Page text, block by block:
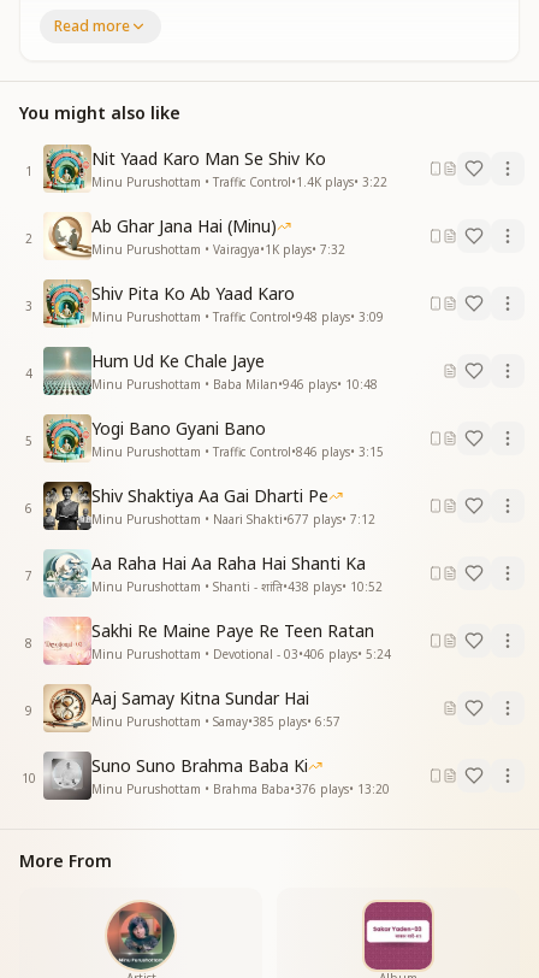
भस्मी भूत हुए शत शत उनको वो ही दिला रही
सहज हमे भगवान मिल गए
सहज सरल सब बात है
सहज हमे भगवान मिल गए
_________ ___
Read more
You might also like
1
Nit Yaad Karo Man Se Shiv Ko
Minu Purushottam • Traffic Control•1.4K plays• 3:22
2
Ab Ghar Jana Hai (Minu)
Minu Purushottam • Vairagya•1K plays• 7:32
3
Shiv Pita Ko Ab Yaad Karo
Minu Purushottam • Traffic Control•948 plays• 3:09
4
Hum Ud Ke Chale Jaye
Minu Purushottam • Baba Milan•946 plays• 10:48
5
Yogi Bano Gyani Bano
Minu Purushottam • Traffic Control•846 plays• 3:15
6
Shiv Shaktiya Aa Gai Dharti Pe
Minu Purushottam • Naari Shakti•677 plays• 7:12
7
Aa Raha Hai Aa Raha Hai Shanti Ka
Minu Purushottam • Shanti - शांति•438 plays• 10:52
8
Sakhi Re Maine Paye Re Teen Ratan
Minu Purushottam • Devotional - 03•406 plays• 5:24
9
Aaj Samay Kitna Sundar Hai
Minu Purushottam • Samay•385 plays• 6:57
10
Suno Suno Brahma Baba Ki
Minu Purushottam • Brahma Baba•376 plays• 13:20
More From